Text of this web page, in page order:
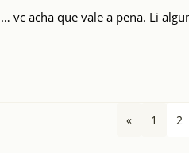
vc acha que vale a pena. Li
« 1 2